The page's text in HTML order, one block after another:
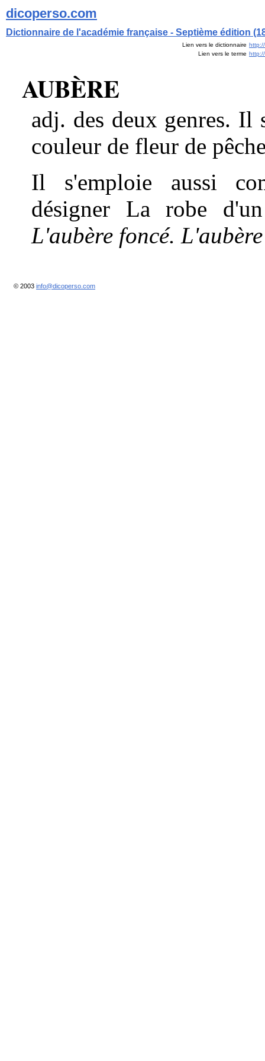
dicoperso.com
Dictionnaire de l'académie française - Septième édition
Lien vers le dictionnaire
Lien vers le terme
AUBÈRE
adj. des deux genres.
couleur de fleur de
Il s'emploie aussi
désigner La robe
L'aubère foncé.
© 2003 info@dicoperso.com